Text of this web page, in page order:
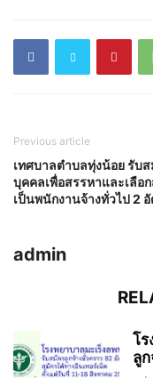
Previous article
เทศบาลตำบลทุ่งน้อย รับ
บุคคลเพื่อสรรหาและเลือ
เป็นพนักงานจ้างทั่วไป 2 อั
admin
โร
ลู